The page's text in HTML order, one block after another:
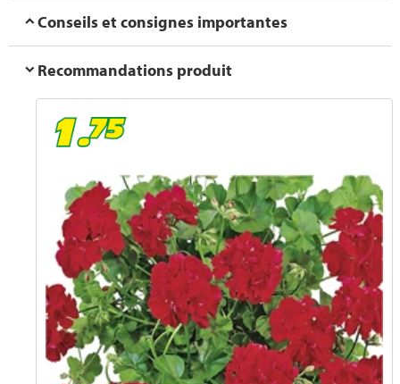
Conseils et consignes importantes
Recommandations produit